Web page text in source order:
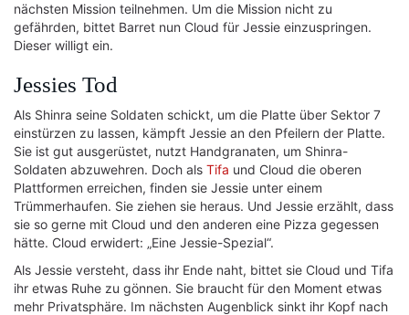
nächsten Mission teilnehmen. Um die Mission nicht zu
gefährden, bittet Barret nun Cloud für Jessie einzuspringen.
Dieser willigt ein.
Jessies Tod
Als Shinra seine Soldaten schickt, um die Platte über Sektor 7
einstürzen zu lassen, kämpft Jessie an den Pfeilern der Platte.
Sie ist gut ausgerüstet, nutzt Handgranaten, um Shinra-
Soldaten abzuwehren. Doch als Tifa und Cloud die oberen
Plattformen erreichen, finden sie Jessie unter einem
Trümmerhaufen. Sie ziehen sie heraus. Und Jessie erzählt, dass
sie so gerne mit Cloud und den anderen eine Pizza gegessen
hätte. Cloud erwidert: „Eine Jessie-Spezial“.
Als Jessie versteht, dass ihr Ende naht, bittet sie Cloud und Tifa
ihr etwas Ruhe zu gönnen. Sie braucht für den Moment etwas
mehr Privatsphäre. Im nächsten Augenblick sinkt ihr Kopf nach